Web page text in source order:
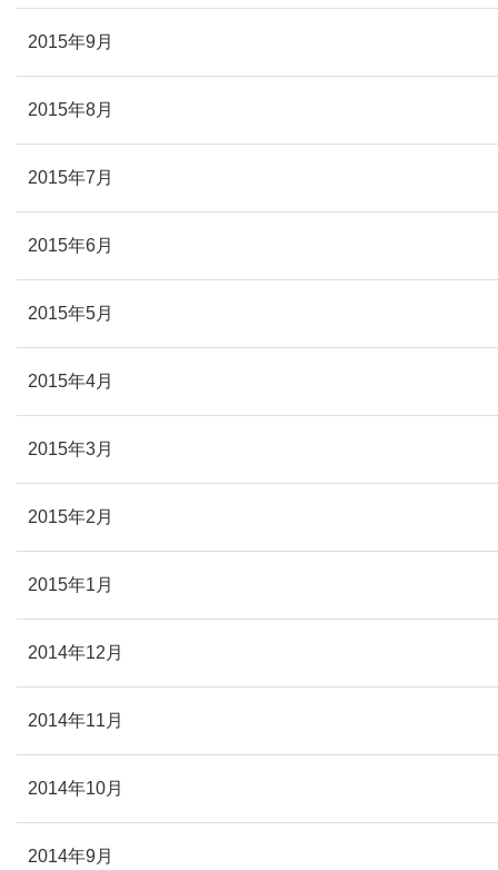
2015年9月
2015年8月
2015年7月
2015年6月
2015年5月
2015年4月
2015年3月
2015年2月
2015年1月
2014年12月
2014年11月
2014年10月
2014年9月